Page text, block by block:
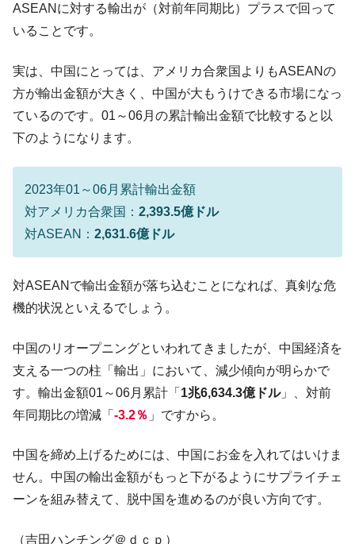
ている意外な選手とは？
Fact1 セレクトセールの高額取引馬が稼いだ金額とは？
ASEANに対する輸出が（対前年同期比）プラスで回って
いることです。
実は、中国にとっては、アメリカ合衆国よりもASEANの
方が輸出金額が大きく、中国が大もうけできる市場になっ
ているのです。01～06月の累計輸出金額で比較すると以
下のようになります。
2023年01～06月累計輸出金額
対アメリカ合衆国： 2,393.5億ドル
対ASEAN： 2,631.6億ドル
対ASEANで輸出金額が落ち込むことになれば、真剣な危
機的状況といえるでしょう。
中国のリオープニングといわれてきましたが、中国経済を
支える一つの柱「輸出」において、減少傾向が明らかで
す。輸出金額01～06月累計「 1兆6,634.3億ドル」、対前
年同期比の増減「 -3.2％ 」ですから。
中国を締め上げるためには、中国にお金を入れてはいけま
せん。中国の輸出金額がもっと下がるようにサプライチェ
ーンを組み替えて、脱中国を進めるのが良い方向です。
（吉田ハンチング＠ｄｃｐ）